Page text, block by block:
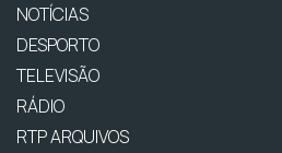
NOTÍCIAS
DESPORTO
TELEVISÃO
RÁDIO
RTP ARQUIVOS